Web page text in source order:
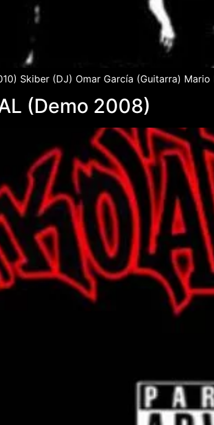
Skiber (DJ) Omar García (Guitarra)
(Demo 2008)